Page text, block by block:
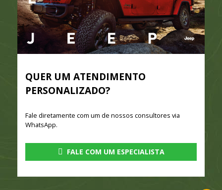
QUER UM ATENDIMENTO
PERSONALIZADO?
Fale diretamente com um de nossos consultores via
WhatsApp.
FALE COM UM ESPECIALISTA